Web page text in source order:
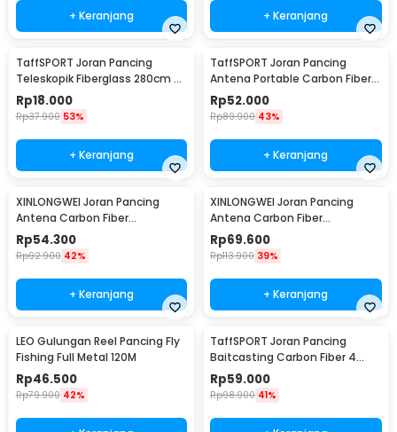
+ Keranjang + Keranjang
TaffSPORT Joran Pancing
Teleskopik Fiberglass 280cm 6
Section Portable
Rp18.000
Rp37.900 53%
+ Keranjang
TaffSPORT Joran Pancing
Antena Portable Carbon Fiber
Rod 2.1M 5
Rp52.000
Rp89.900 43%
+ Keranjang
XINLONGWEI Joran Pancing
Antena Carbon Fiber
Telescopic Fishing Rod 5
Segments 2.4M - JD25
Rp54.300
Rp92.900 42%
+ Keranjang
XINLONGWEI Joran Pancing
Antena Carbon Fiber
Telescopic Fishing Rod 6
Segments 3.0M - JD25
Rp69.600
Rp113.900 39%
+ Keranjang
LEO Gulungan Reel Pancing Fly
Fishing Full Metal 120M
Rp46.500
Rp79.900 42%
TaffSPORT Joran Pancing
Baitcasting Carbon Fiber 4
Section 1.8M - JPA66MTF
Rp59.000
Rp98.900 41%